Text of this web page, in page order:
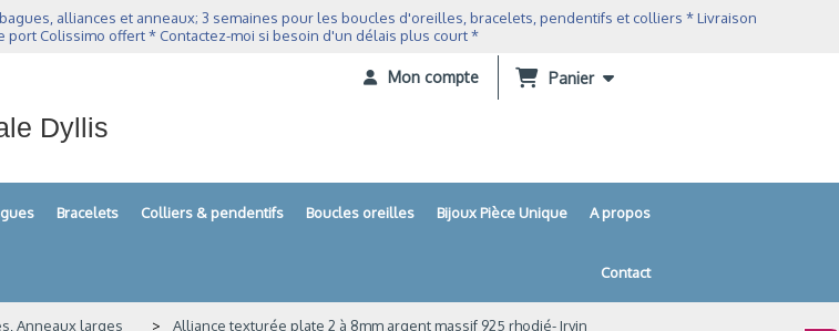
alliances et anneaux; 3 semaines pour les boucles d'oreilles, bracelets, pendentifs et colliers * Livraison
port Colissimo offert * Contactez-moi si besoin d'un délais plus court *
Dyllis
Mon compte Panier
Bracelets Colliers & pendentifs Boucles oreilles Bijoux Pièce Unique A propos
Contact
Anneaux larges Alliance texturée plate 2 à 8mm argent massif 925 rhodié- Iryin